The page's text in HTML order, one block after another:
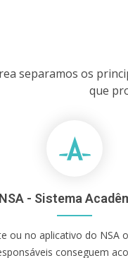
separamos os
que
NSA - Sistema
ou no aplicativo do NSA
conseguem